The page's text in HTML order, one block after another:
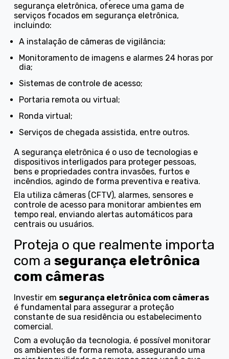
segurança eletrônica, oferece uma gama de
serviços focados em segurança eletrônica,
incluindo:
a instalação de câmeras de vigilância;
monitoramento de imagens e alarmes 24 horas por
dia;
sistemas de controle de acesso;
portaria remota ou virtual;
ronda virtual;
serviços de chegada assistida, entre outros.
A segurança eletrônica é o uso de tecnologias e
dispositivos interligados para proteger pessoas,
bens e propriedades contra invasões, furtos e
incêndios, agindo de forma preventiva e reativa.
Ela utiliza câmeras (CFTV), alarmes, sensores e
controle de acesso para monitorar ambientes em
tempo real, enviando alertas automáticos para
centrais ou usuários.
Proteja o que realmente importa
com asegurança eletrônica
com câmeras
Investir em segurança eletrônica com câmeras
é fundamental para assegurar a proteção
constante de sua residência ou estabelecimento
comercial.
Com a evolução da tecnologia, é possível monitorar
os ambientes de forma remota, assegurando uma